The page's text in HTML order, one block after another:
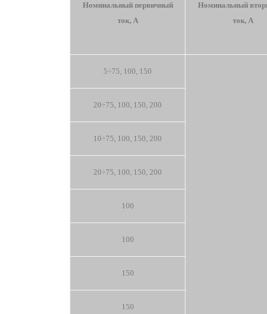
Номинальный первичный
ток, А
Номинальный
ток, А
5÷75, 100, 150
20÷75, 100, 150, 200
10÷75, 100, 150, 200
20÷75, 100, 150, 200
100
100
150
150